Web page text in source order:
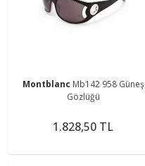
Montblanc Mb142 958 Güneş
Gözlüğü
1.828,50 TL